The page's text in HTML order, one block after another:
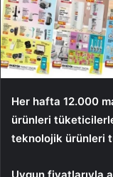
Her hafta 12.000
ürünleri
teknolojik ürünleri
Uygun fiyatlarıyla